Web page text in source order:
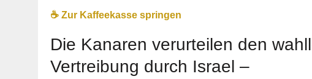
☕️ Zur Kaffeekasse springen
Die Kanaren verurteilen den
Vertreibung durch Israel –